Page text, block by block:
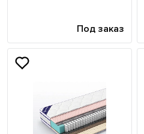
Под заказ